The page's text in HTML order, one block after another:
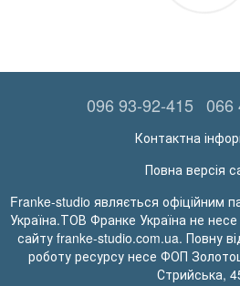
096 93-92-415 066
Контактна
Повна версія
Franke-studio являється офіційним
Україна.ТОВ Франке Україна не несе
сайту franke-studio.com.ua. Повну
роботу ресурсу несе ФОП
Стрийська,